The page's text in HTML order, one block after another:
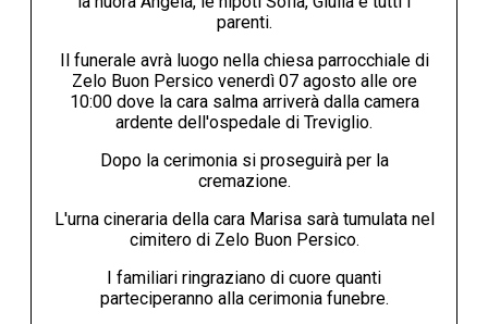
parenti.
Il funerale avrà luogo nella chiesa parrocchiale di
Zelo Buon Persico venerdì 07 agosto alle ore
10:00 dove la cara salma arriverà dalla camera
ardente dell'ospedale di Treviglio.
Dopo la cerimonia si proseguirà per la
cremazione.
L'urna cineraria della cara Marisa sarà tumulata nel
cimitero di Zelo Buon Persico.
I familiari ringraziano di cuore quanti
parteciperanno alla cerimonia funebre.